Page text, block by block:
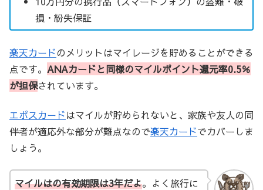
損・紛失保証
楽天カードのメリットはマイレージを貯めることができる
点です。 ANAカードと同様のマイルポイント還元率0.5％
が担保されています。
エポスカードはマイルが貯められないと、家族や友人の同
伴者が適応外な部分が難点なので楽天カードでカバーしま
しょう。
マイルはの有効期限は3年だよ。よく旅行に